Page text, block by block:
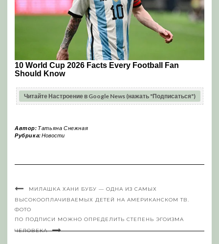
Читайте Настроение в Google News (нажать "Подписаться")
Автор: Татьяна Снежная
Рубрика:Новости
МИЛАШКА ХАНИ БУБУ — ОДНА ИЗ САМЫХ
ВЫСОКООПЛАЧИВАЕМЫХ ДЕТЕЙ НА АМЕРИКАНСКОМ ТВ.
ФОТО
ПО ПОДПИСИ МОЖНО ОПРЕДЕЛИТЬ СТЕПЕНЬ ЭГОИЗМА
ЧЕЛОВЕКА